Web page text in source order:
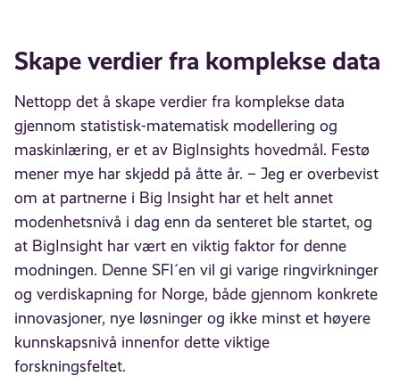
Skape verdier fra komplekse data
Nettopp det å skape verdier fra komplekse data
gjennom statistisk-matematisk modellering og
maskinlæring, er et av BigInsights hovedmål. Festø
mener mye har skjedd på åtte år. – Jeg er overbevist
om at partnerne i Big Insight har et helt annet
modenhetsnivå i dag enn da senteret ble startet, og
at BigInsight har vært en viktig faktor for denne
modningen. Denne SFI´en vil gi varige ringvirkninger
og verdiskapning for Norge, både gjennom konkrete
innovasjoner, nye løsninger og ikke minst et høyere
kunnskapsnivå innenfor dette viktige
forskningsfeltet.